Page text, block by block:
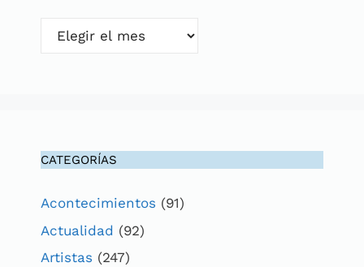
Archivos
CATEGORÍAS
Acontecimientos (91)
Actualidad (92)
Artistas (247)